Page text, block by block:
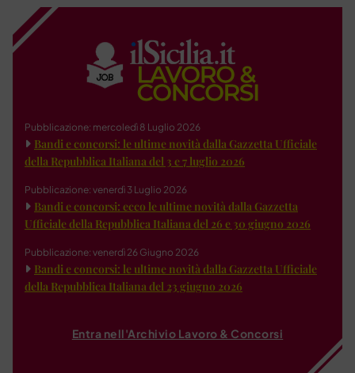
Pubblicazione: mercoledì 8 Luglio 2026
Bandi e concorsi: le ultime novità dalla Gazzetta Ufficiale
della Repubblica Italiana del 3 e 7 luglio 2026
Pubblicazione: venerdì 3 Luglio 2026
Bandi e concorsi: ecco le ultime novità dalla Gazzetta
Ufficiale della Repubblica Italiana del 26 e 30 giugno 2026
Pubblicazione: venerdì 26 Giugno 2026
Bandi e concorsi: le ultime novità dalla Gazzetta Ufficiale
della Repubblica Italiana del 23 giugno 2026
Entra nell'Archivio Lavoro & Concorsi